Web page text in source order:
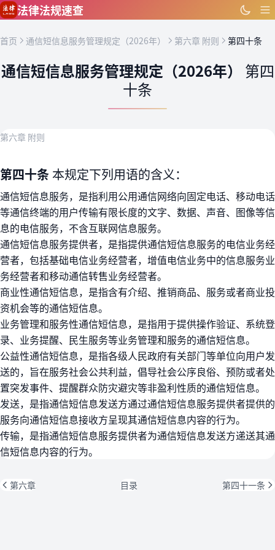
跳到主要内容
法律法规速查
首页 通信短信息服务管理规定（2026年） 第六章 附则 第四十条
通信短信息服务管理规定（2026年） 第四
十条
第六章 附则
第四十条 本规定下列用语的含义：
通信短信息服务，是指利用公用通信网络向固定电话、移动电话
等通信终端的用户传输有限长度的文字、数据、声音、图像等信
息的电信服务，不含互联网信息服务。
通信短信息服务提供者，是指提供通信短信息服务的电信业务经
营者，包括基础电信业务经营者，增值电信业务中的信息服务业
务经营者和移动通信转售业务经营者。
商业性通信短信息，是指含有介绍、推销商品、服务或者商业投
资机会等的通信短信息。
业务管理和服务性通信短信息，是指用于提供操作验证、系统登
录、业务提醒、民生服务等业务管理和服务的通信短信息。
公益性通信短信息，是指各级人民政府有关部门等单位向用户发
送的，旨在服务社会公共利益，倡导社会公序良俗、预防或者处
置突发事件、提醒群众防灾避灾等非盈利性质的通信短信息。
发送，是指通信短信息发送方通过通信短信息服务提供者提供的
服务向通信短信息接收方呈现其通信短信息内容的行为。
传输，是指通信短信息服务提供者为通信短信息发送方递送其通
信短信息内容的行为。
第六章 目录 第四十一条